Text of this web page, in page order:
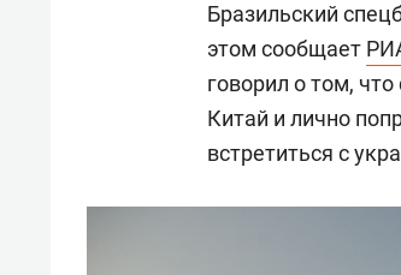
Бразильский
этом сообщает
говорил о том,
Китай и лично
встретиться с
Рекомендуем
«В банкротствах сегодня
ищут не активы, а людей,
которые ими управляли.
отвечают личным
имуществом!»